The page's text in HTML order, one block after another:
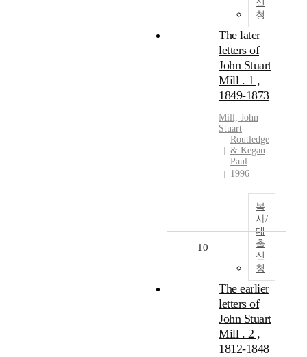
신
청
The later
letters of
John Stuart
Mill . 1 ,
1849-1873
Mill, John
Stuart
Routledge
& Kegan
Paul
1996
복
사/
대
출
신
청
10
The earlier
letters of
John Stuart
Mill . 2 ,
1812-1848